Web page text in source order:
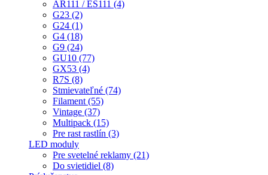
AR111 / ES111 (4)
G23 (2)
G24 (1)
G4 (18)
G9 (24)
GU10 (77)
GX53 (4)
R7S (8)
Stmievateľné (74)
Filament (55)
Vintage (37)
Multipack (15)
Pre rast rastlín (3)
LED moduly
Pre svetelné reklamy (21)
Do svietidiel (8)